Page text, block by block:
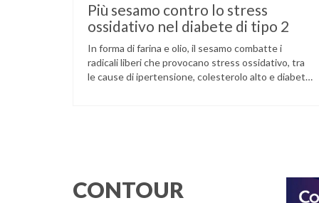
Più sesamo contro lo stress
ossidativo nel diabete di tipo 2
In forma di farina e olio, il sesamo combatte i
radicali liberi che provocano stress ossidativo, tra
le cause di ipertensione, colesterolo alto e diabete.
CONTOUR